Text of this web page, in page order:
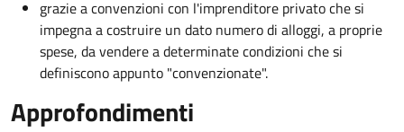
grazie a convenzioni con l'imprenditore privato che si
impegna a costruire un dato numero di alloggi, a proprie
spese, da vendere a determinate condizioni che si
definiscono appunto "convenzionate".
Approfondimenti